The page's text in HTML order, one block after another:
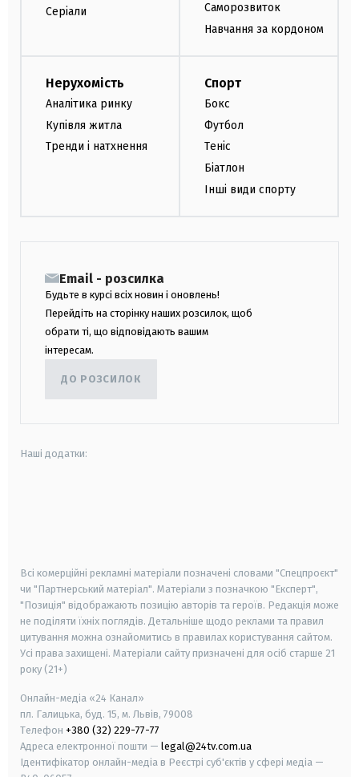
Серіали
Саморозвиток
Навчання за кордоном
Нерухомість
Аналітика ринку
Купівля житла
Тренди і натхнення
Спорт
Бокс
Футбол
Теніс
Біатлон
Інші види спорту
Email - розсилка
Будьте в курсі всіх новин і оновлень!
Перейдіть на сторінку наших розсилок, щоб
обрати ті, що відповідають вашим
інтересам.
ДО РОЗСИЛОК
Наші додатки:
Всі комерційні рекламні матеріали позначені словами "Спецпроєкт"
чи "Партнерський матеріал". Матеріали з позначкою "Експерт",
"Позиція" відображають позицію авторів та героїв. Редакція може
не поділяти їхніх поглядів. Детальніше щодо реклами та правил
цитування можна ознайомитись в правилах користування сайтом.
Усі права захищені. Матеріали сайту призначені для осіб старше 21
року (21+)
Онлайн-медіа «24 Канал»
пл. Галицька, буд. 15, м. Львів, 79008
Телефон +380 (32) 229-77-77
Адреса електронної пошти — legal@24tv.com.ua
Ідентифікатор онлайн-медіа в Реєстрі суб'єктів у сфері медіа —